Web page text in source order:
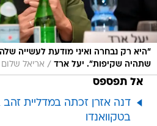
"היא רק נבחרה ואיני מודעת לעשייה
שתהיה שקיפות". יעל ארד / אריאל שלום
אל תפספס
דנה אזרן זכתה במדליית זהב
בטקוואנדו